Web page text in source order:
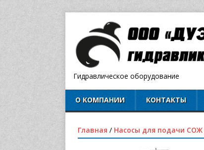
Гидравлическое оборудование
О КОМПАНИИ КОНТАКТЫ
Главная / Насосы для подачи СОЖ